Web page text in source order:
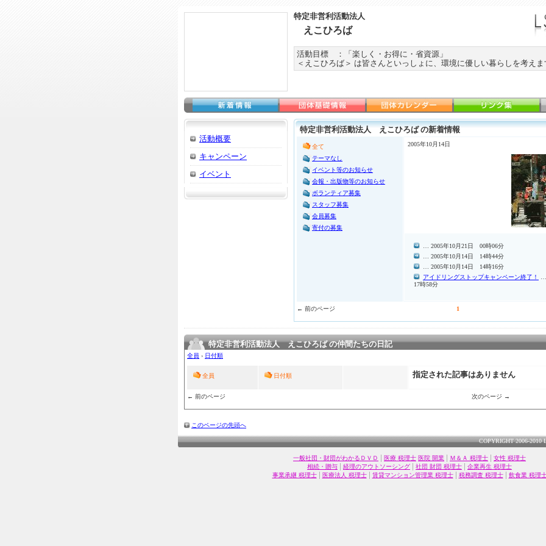
特定非営利活動法人
えこひろば
活動目標 ：「楽しく・お得に・省資源」
＜えこひろば＞ は皆さんといっしょに、環境に優しい暮らしを考えま
活動概要
キャンペーン
イベント
特定非営利活動法人 えこひろば の新着情報
全て
テーマなし
イベント等のお知らせ
会報・出版物等のお知らせ
ボランティア募集
スタッフ募集
会員募集
寄付の募集
2005年10月14日
… 2005年10月21日 00時06分
… 2005年10月14日 14時44分
… 2005年10月14日 14時16分
アイドリングストップキャンペーン終了！
17時58分
← 前のページ 1
特定非営利活動法人 えこひろば の仲間たちの日記
全員 › 日付順
全員 日付順 指定された記事はありません
← 前のページ 次のページ →
このページの先頭へ
COPYRIGHT 2006-2010
一般社団・財団がわかるＤＶＤ | 医療 税理士 医院 開業 | Ｍ＆Ａ 税理士 | 女性 税理士
相続・贈与 | 経理のアウトソーシング | 社団 財団 税理士 | 企業再生 税理士
事業承継 税理士| 医療法人 税理士| 賃貸マンション管理業 税理士| 税務調査 税理士| 飲食業 税理